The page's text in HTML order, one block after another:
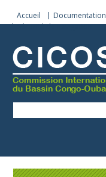
Accueil Documentation
Sécurité de navigation